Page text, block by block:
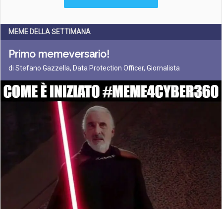
MEME DELLA SETTIMANA
Primo memeversario!
di Stefano Gazzella, Data Protection Officer, Giornalista